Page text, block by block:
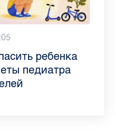
анализы и
врач
больницы
ребенка
педиатра
баллы в вузах
где самый
низкий
неожиданные
летом